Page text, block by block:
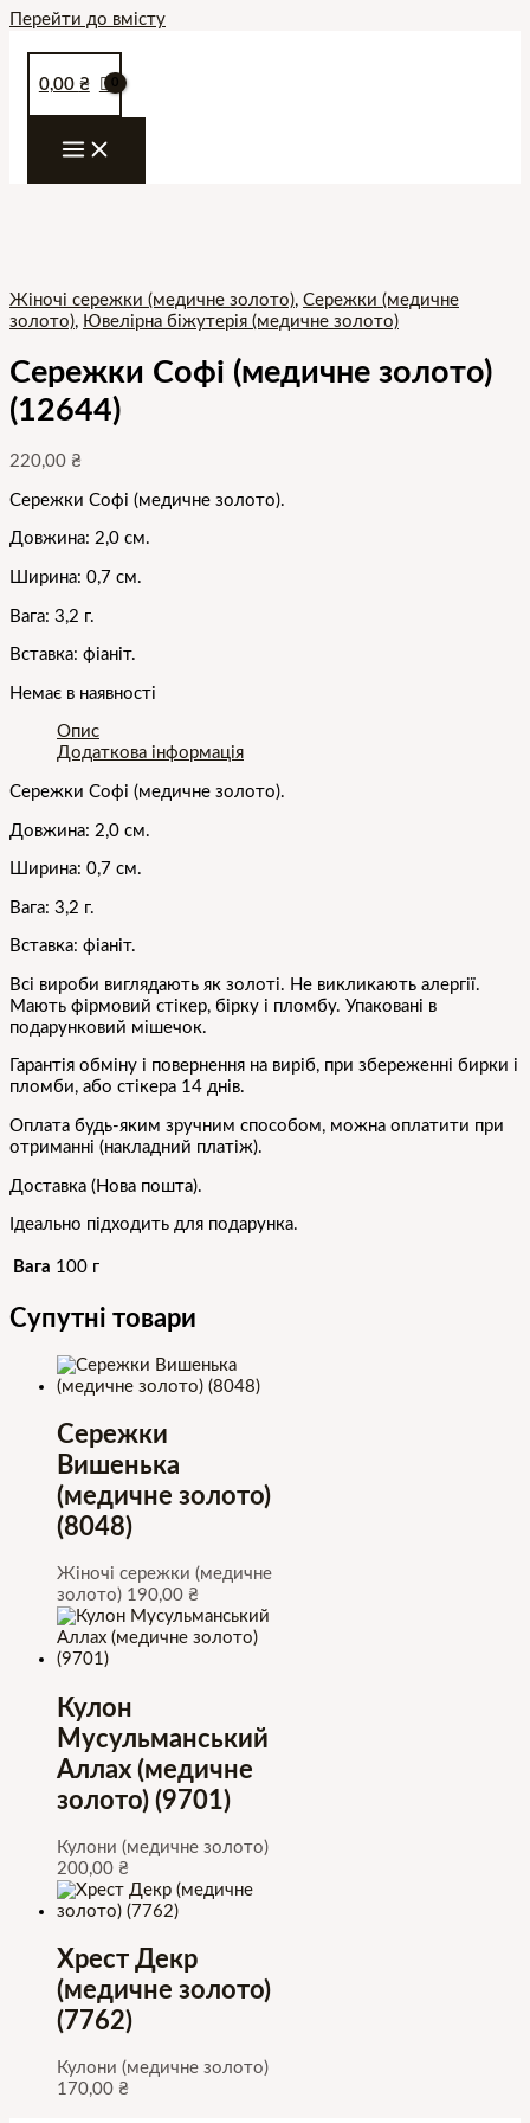
Перейти до вмісту
0,00 ₴
Жіночі сережки (медичне золото), Сережки (медичне
золото), Ювелірна біжутерія (медичне золото)
Сережки Софі (медичне золото)
(12644)
220,00 ₴
Сережки Софі (медичне золото).
Довжина: 2,0 см.
Ширина: 0,7 см.
Вага: 3,2 г.
Вставка: фіаніт.
Немає в наявності
Опис
Додаткова інформація
Сережки Софі (медичне золото).
Довжина: 2,0 см.
Ширина: 0,7 см.
Вага: 3,2 г.
Вставка: фіаніт.
Всі вироби виглядають як золоті. Не викликають алергії.
Мають фірмовий стікер, бірку і пломбу. Упаковані в
подарунковий мішечок.
Гарантія обміну і повернення на виріб, при збереженні бирки і
пломби, або стікера 14 днів.
Оплата будь-яким зручним способом, можна оплатити при
отриманні (накладний платіж).
Доставка (Нова пошта).
Ідеально підходить для подарунка.
Вага 100 г
Супутні товари
Сережки
Вишенька
(медичне золото)
(8048)
Жіночі сережки (медичне
золото) 190,00 ₴
Кулон
Мусульманський
Аллах (медичне
золото) (9701)
Кулони (медичне золото)
200,00 ₴
Хрест Декр
(медичне золото)
(7762)
Кулони (медичне золото)
170,00 ₴